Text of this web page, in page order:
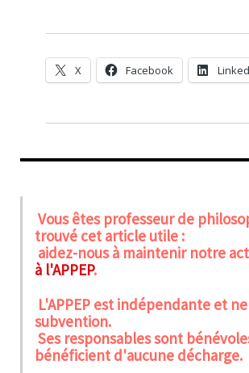
X Facebook
Vous êtes professeur de
trouvé cet article utile :
aidez-nous à maintenir notre
à l'APPEP.
L'APPEP est indépendante et
subvention.
Ses responsables sont
bénéficient d'aucune décharge.